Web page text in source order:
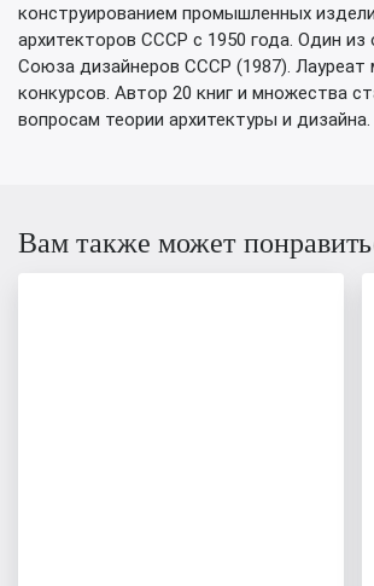
конструированием промышленных
архитекторов СССР с 1950 года. Один из
Союза дизайнеров СССР (1987). Лауреат
конкурсов. Автор 20 книг и множества
вопросам теории архитектуры и дизайна.
Вам также может